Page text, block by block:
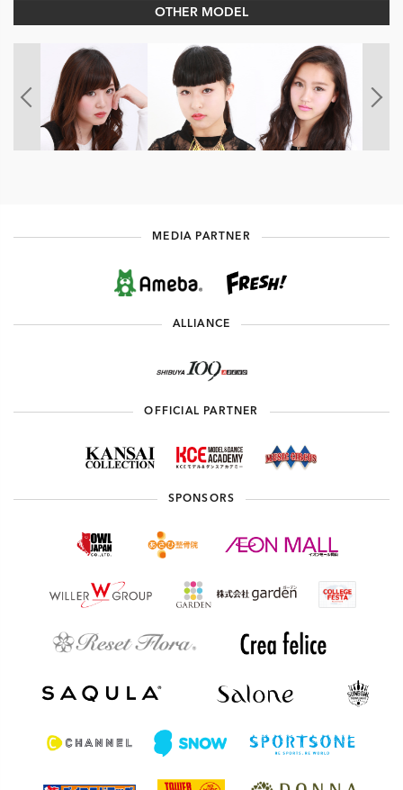
OTHER MODEL
MEDIA PARTNER
ALLIANCE
OFFICIAL PARTNER
SPONSORS